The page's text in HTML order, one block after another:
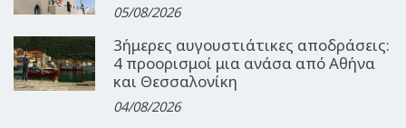
05/08/2026
3ήμερες αυγουστιάτικες αποδράσεις:
4 προορισμοί μια ανάσα από Αθήνα
και Θεσσαλονίκη
04/08/2026